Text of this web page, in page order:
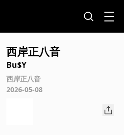
西岸正八音
Bu$Y
西岸正八音
2026-05-08